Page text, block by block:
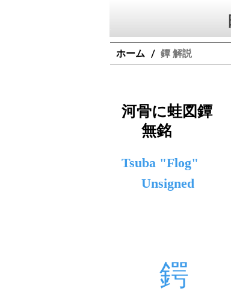
ホーム / 鐔 解説
河骨に蛙図鐔
無銘
Tsuba "Flog"
Unsigned
鍔